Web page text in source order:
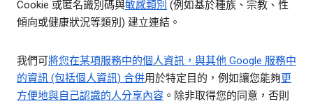
Cookie 或匿名識別碼與敏感類別 (例如基於種族、宗教、性
傾向或健康狀況等類別) 建立連結。
我們可將您在某項服務中的個人資訊，與其他 Google 服務中
的資訊 (包括個人資訊) 合併用於特定目的，例如讓您能夠更
方便地與自己認識的人分享內容 。除非取得您的同意，否則